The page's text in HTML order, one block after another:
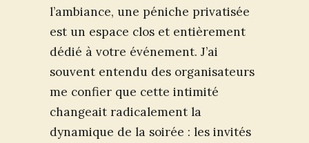
l’ambiance, une péniche privatisée
est un espace clos et entièrement
dédié à votre événement. J’ai
souvent entendu des organisateurs
me confier que cette intimité
changeait radicalement la
dynamique de la soirée : les invités